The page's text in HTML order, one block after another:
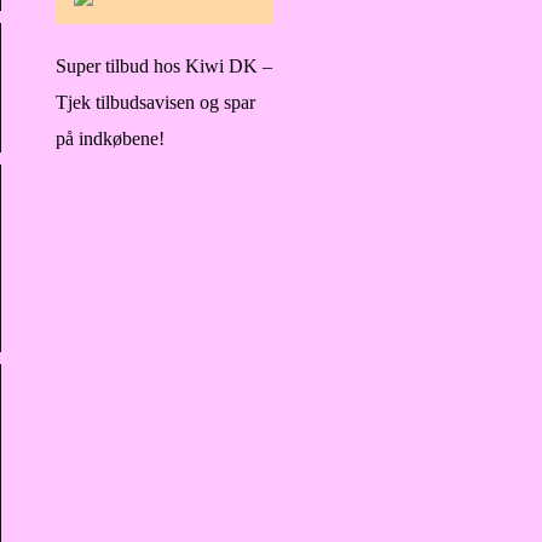
Super tilbud hos Kiwi DK –
Tjek tilbudsavisen og spar
på indkøbene!